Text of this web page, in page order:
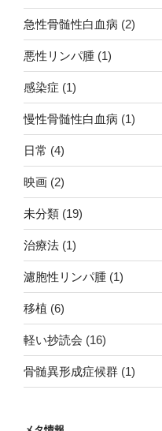
急性骨髄性白血病 (2)
悪性リンパ腫 (1)
感染症 (1)
慢性骨髄性白血病 (1)
日常 (4)
映画 (2)
未分類 (19)
治療法 (1)
濾胞性リンパ腫 (1)
移植 (6)
軽い抄読会 (16)
骨髄異形成症候群 (1)